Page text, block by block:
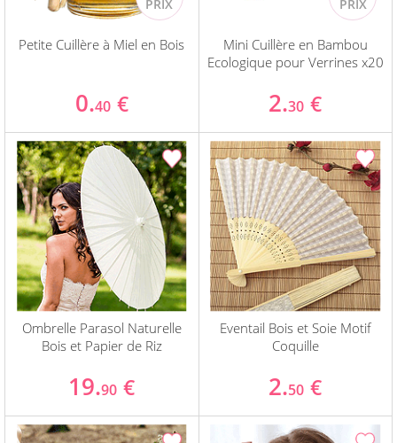
Petite Cuillère à Miel en Bois
0.40 €
Mini Cuillère en Bambou
Ecologique pour Verrines x20
2.30 €
Ombrelle Parasol Naturelle
Bois et Papier de Riz
19.90 €
Eventail Bois et Soie Motif
Coquille
2.50 €